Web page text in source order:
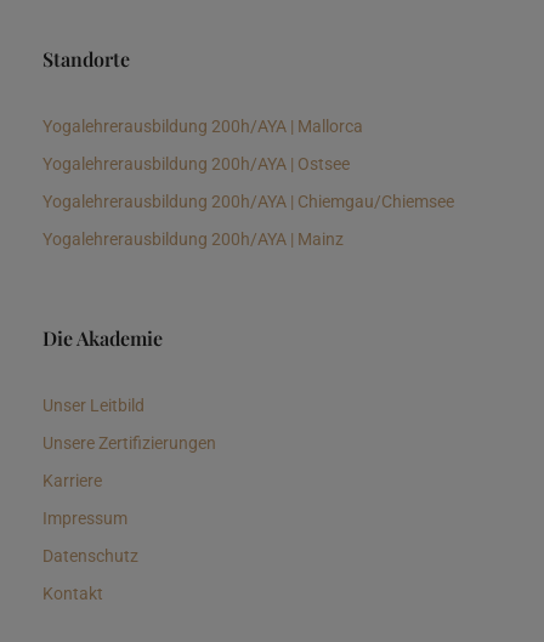
Standorte
Yogalehrerausbildung 200h/AYA | Mallorca
Yogalehrerausbildung 200h/AYA | Ostsee
Yogalehrerausbildung 200h/AYA | Chiemgau/Chiemsee
Yogalehrerausbildung 200h/AYA | Mainz
Die Akademie
Unser Leitbild
Unsere Zertifizierungen
Karriere
Impressum
Datenschutz
Kontakt